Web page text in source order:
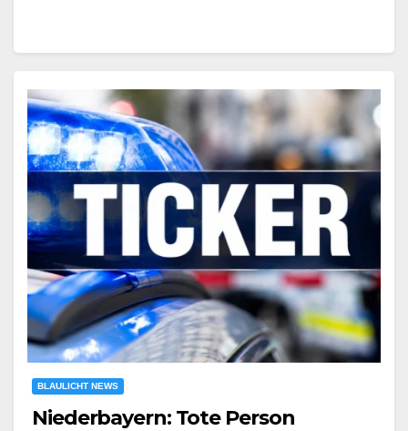
BLAULICHT NEWS
Niederbayern: Tote Person